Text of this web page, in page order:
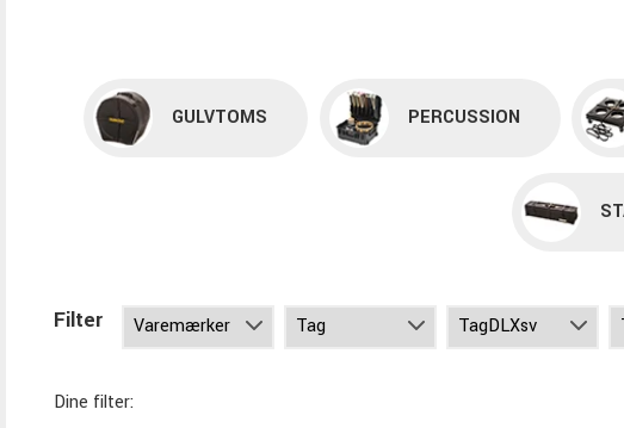
GULVTOMS PERCUSSION
Filter
Dine filter: